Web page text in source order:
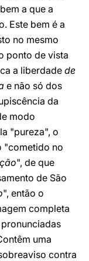
a que a
Este bem é a
no mesmo
ponto de vista
a liberdade de
e não só dos
da
modo
"pureza", o
"cometido no
", de que
de São
", então o
completa
uma
contra